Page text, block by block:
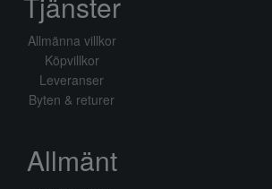
Allmänna villkor
Köpvillkor
Leveranser
Byten & returer
Allmänt